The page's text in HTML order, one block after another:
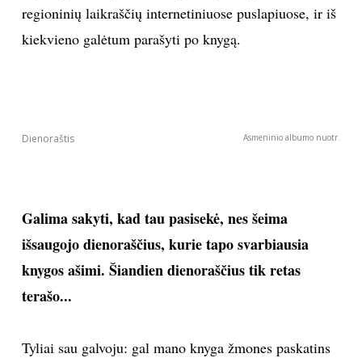
regioninių laikraščių internetiniuose puslapiuose, ir iš
kiekvieno galėtum parašyti po knygą.
Dienoraštis Asmeninio albumo nuotr.
Galima sakyti, kad tau pasisekė, nes šeima
išsaugojo dienoraščius, kurie tapo svarbiausia
knygos ašimi. Šiandien dienoraščius tik retas
terašo...
Tyliai sau galvoju: gal mano knyga žmones paskatins